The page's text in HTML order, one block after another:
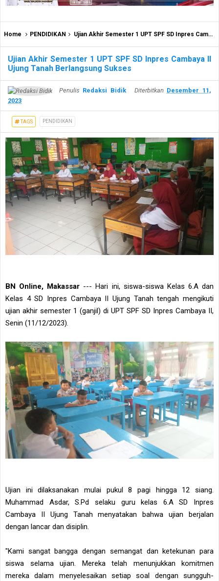
Home PENDIDIKAN Ujian Akhir Semester 1 UPT SPF SD Inpres Cambaya II Ujung Tanah Berlangsung Sukses
Ujian Akhir Semester 1 UPT SPF SD Inpres Cambaya II
Ujung Tanah Berlangsung Sukses
Penulis Redaksi Bidik Diterbitkan Desember 11,
2023
TAGS PENDIDIKAN
BN Online, Makassar --- Hari ini, siswa-siswa Kelas 6.A dan
Kelas 4 SD Inpres Cambaya II Ujung Tanah tengah mengikuti
ujian akhir semester 1 (ganjil) di UPT SPF SD Inpres Cambaya II,
Senin (11/12/2023).
Ujian ini dilaksanakan mulai pukul 8 pagi hingga 12 siang.
Muhammad Asdar, S.Pd selaku guru kelas 6.A SD Inpres
Cambaya II Ujung Tanah menyatakan bahwa ujian berjalan
dengan lancar dan disiplin.
"Kami sangat bangga dengan semangat dan ketekunan para
siswa selama ujian. Mereka telah menunjukkan komitmen
mereka dalam menyelesaikan setiap soal dengan sungguh-